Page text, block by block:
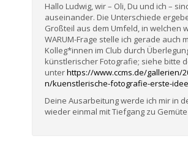
Hallo Ludwig, wir – Oli, Du und ich –
auseinander. Die Unterschiede
Großteil aus dem Umfeld, in welchen
WARUM-Frage stelle ich gerade auch
Kolleg*innen im Club durch
künstlerischer Fotografie; siehe bitte
unterhttps://www.ccms.de/gallerien/
n/kuenstlerische-fotografie-erste-
Deine Ausarbeitung werde ich mir in
wieder einmal mit Tiefgang zu